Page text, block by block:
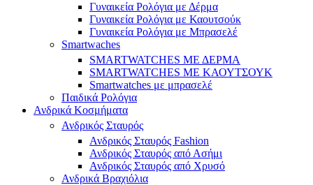
Γυναικεία Ρολόγια με Δέρμα
Γυναικεία Ρολόγια με Καουτσούκ
Γυναικεία Ρολόγια με Μπρασελέ
Smartwaches
SMARTWATCHES ΜΕ ΔΕΡΜΑ
SMARTWATCHES ΜΕ ΚΑΟΥΤΣΟΥΚ
Smartwatches με μπρασελέ
Παιδικά Ρολόγια
Ανδρικά Κοσμήματα
Ανδρικός Σταυρός
Ανδρικός Σταυρός Fashion
Ανδρικός Σταυρός από Ασήμι
Ανδρικός Σταυρός από Χρυσό
Ανδρικά Βραχιόλια